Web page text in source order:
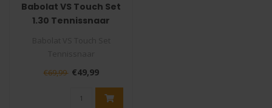
Babolat VS Touch Set
1.30 Tennissnaar
De Babolat VS Touch is de
ultieme snaar voor c..
€69,99 €49,99